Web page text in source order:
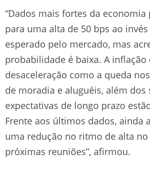
“Dados mais fortes da
para uma alta de 50 bps ao
esperado pelo mercado, mas
probabilidade é baixa. A inflação
desaceleração como a queda
de moradia e aluguéis, além dos
expectativas de longo prazo
Frente aos últimos dados, ainda
uma redução no ritmo de alta
próximas reuniões”, afirmou.